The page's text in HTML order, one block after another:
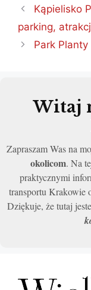
Kąpielisko
parking,
Park
Witaj
Zapraszam Was na
okolicom. Na
praktycznymi
transportu Krakowie
Dziękuje, że tutaj